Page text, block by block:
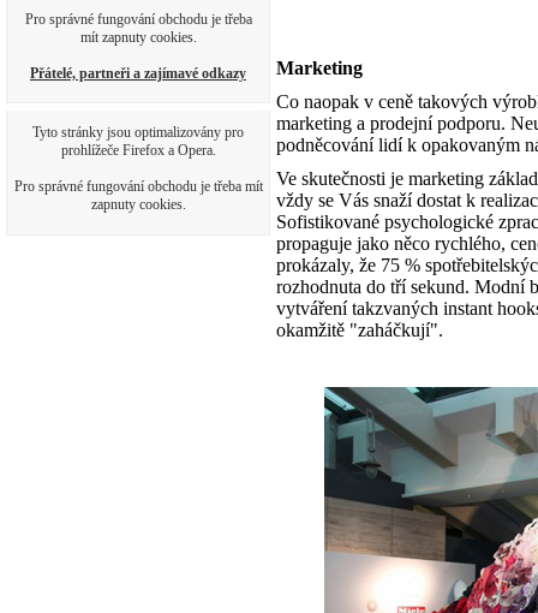
Pro správné fungování obchodu je třeba
mít zapnuty cookies.
Přátelé, partneři a zajímavé odkazy
Tyto stránky jsou optimalizovány pro
prohlížeče Firefox a Opera.
Pro správné fungování obchodu je třeba mít
zapnuty cookies.
Marketing
Co naopak v ceně takových
marketing a prodejní podporu.
podněcování lidí k opakovaným
Ve skutečnosti je marketing
vždy se Vás snaží dostat k
Sofistikované psychologické
propaguje jako něco rychlého,
prokázaly, že 75 %
rozhodnuta do tří sekund. Modní
vytváření takzvaných instant
okamžitě "zaháčkují".